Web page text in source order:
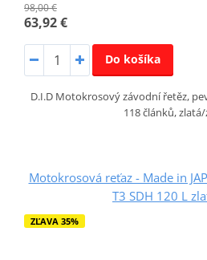
98,00 €
63,92 €
Do košíka
D.I.D Motokrosový závodní řetěz,
118 článků,
Motokrosová reťaz - Made in
T3 SDH 120 L
ZĽAVA 35%